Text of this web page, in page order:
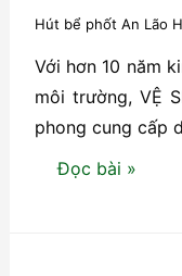
Hút bể phốt An Lão
Với hơn 10 năm
môi trường, VỆ
phong cung cấp
Hút
Đọc bài »